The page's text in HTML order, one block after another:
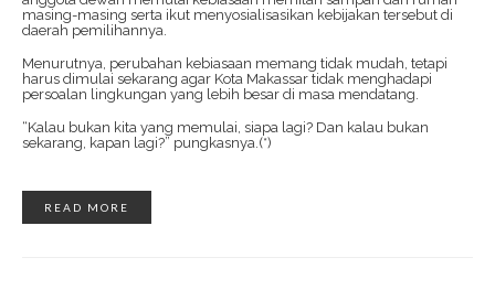
masing-masing serta ikut menyosialisasikan kebijakan tersebut di
daerah pemilihannya.
Menurutnya, perubahan kebiasaan memang tidak mudah, tetapi
harus dimulai sekarang agar Kota Makassar tidak menghadapi
persoalan lingkungan yang lebih besar di masa mendatang.
“Kalau bukan kita yang memulai, siapa lagi? Dan kalau bukan
sekarang, kapan lagi?” pungkasnya.(*)
READ MORE